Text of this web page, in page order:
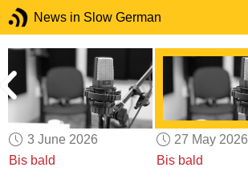
News in Slow German
3 June 2026
Bis bald
27 May 2026
Bis bald